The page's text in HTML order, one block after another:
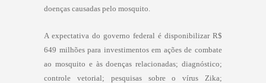
doenças causadas pelo mosquito.
A expectativa do governo federal é disponibilizar R$
649 milhões para investimentos em ações de combate
ao mosquito e às doenças relacionadas; diagnóstico;
controle vetorial; pesquisas sobre o vírus Zika;